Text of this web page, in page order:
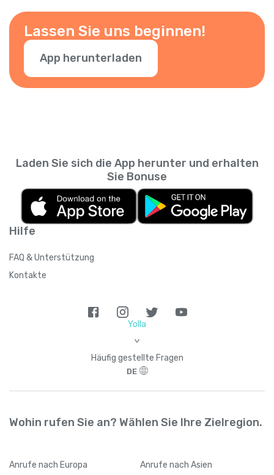
Lassen Sie uns beginnen!
App herunterladen
Hilfe
FAQ & Unterstützung
Kontakte
Laden Sie sich die App herunter und erhalten
Sie Bonuse
Yolla
>
Häufig gestellte Fragen
DE
Wohin rufen Sie an? Wählen Sie Ihre Zielregion.
Anrufe nach Europa Anrufe nach Asien